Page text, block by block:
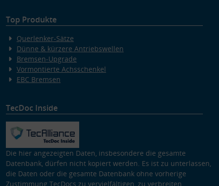
Top Produkte
Querlenker-Sätze
Dünne & kürzere Antriebswellen
Bremsen-Upgrade
Vormontierte Achsschenkel
EBC Bremsen
TecDoc Inside
Die hier angezeigten Daten, insbesondere die gesamte
Datenbank, dürfen nicht kopiert werden. Es ist zu unterlassen,
die Daten oder die gesamte Datenbank ohne vorherige
Zustimmung TecDocs zu vervielfältigen, zu verbreiten